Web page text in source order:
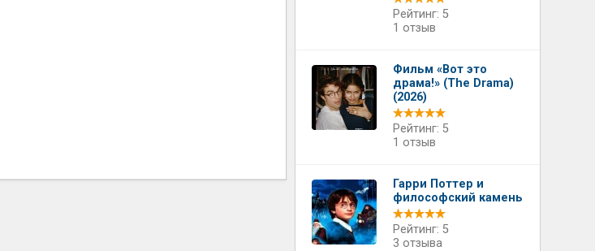
Рейтинг: 5
1 отзыв
Фильм «Вот это
драма!» (The Drama)
(2026)
Рейтинг: 5
1 отзыв
Гарри Поттер и
философский камень
Рейтинг: 5
3 отзыва